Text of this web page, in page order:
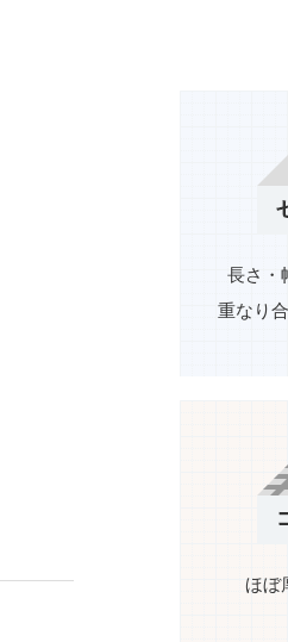
長さ・
重なり
ほぼ